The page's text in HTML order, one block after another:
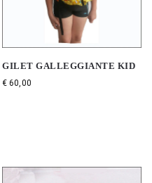
GILET GALLEGGIANTE KID
€ 60,00